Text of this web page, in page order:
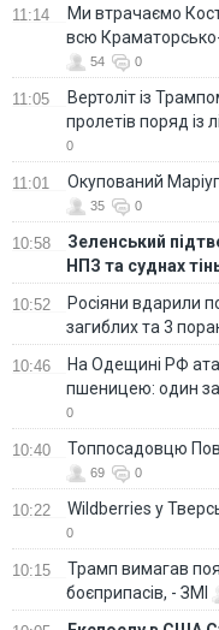
11:14
Ми втрачаємо
всю
54 0
11:05
Вертоліт із
пролетів поряд із
0
11:01 Окупований
35 0
10:58
Зеленський
НПЗ та суднах
10:52
Росіяни вдарили
загиблих та 3
10:46
На Одещині РФ
пшеницею: один
0
10:40 Топпосадовцю
69 0
10:22 Wildberries у
0
10:15
Трамп вимагав
боєприпасів, - ЗМІ